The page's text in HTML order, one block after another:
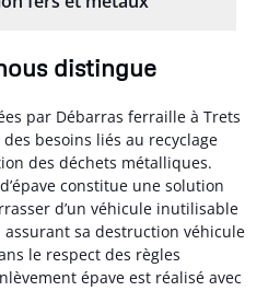
distingue
par Débarras ferraille à Trets
besoins liés au recyclage
des déchets métalliques.
constitue une solution
d’un véhicule inutilisable
sa destruction véhicule
le respect des règles
épave est réalisé avec